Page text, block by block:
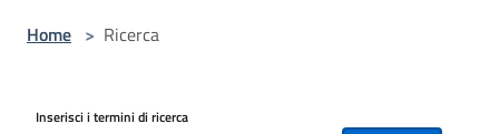
Home > Ricerca
Inserisci i termini di ricerca